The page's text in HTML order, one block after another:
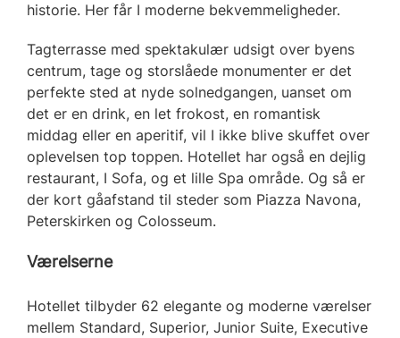
historie. Her får I moderne bekvemmeligheder.
Tagterrasse med spektakulær udsigt over byens
centrum, tage og storslåede monumenter er det
perfekte sted at nyde solnedgangen, uanset om
det er en drink, en let frokost, en romantisk
middag eller en aperitif, vil I ikke blive skuffet over
oplevelsen top toppen. Hotellet har også en dejlig
restaurant, I Sofa, og et lille Spa område. Og så er
der kort gåafstand til steder som Piazza Navona,
Peterskirken og Colosseum.
Værelserne
Hotellet tilbyder 62 elegante og moderne værelser
mellem Standard, Superior, Junior Suite, Executive